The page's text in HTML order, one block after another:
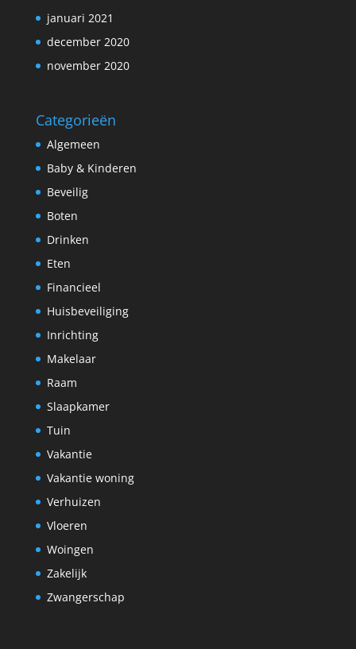
januari 2021
december 2020
november 2020
Categorieën
Algemeen
Baby & Kinderen
Beveilig
Boten
Drinken
Eten
Financieel
Huisbeveiliging
Inrichting
Makelaar
Raam
Slaapkamer
Tuin
Vakantie
Vakantie woning
Verhuizen
Vloeren
Woingen
Zakelijk
Zwangerschap